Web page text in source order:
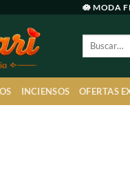
🪷 MODA
Buscar
INCIENSOS OFERTAS